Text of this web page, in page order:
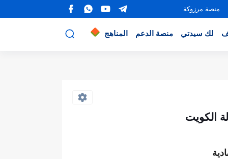
منصة مرزوكة
لك سيدتي منصة الدعم المناهج
الكويت